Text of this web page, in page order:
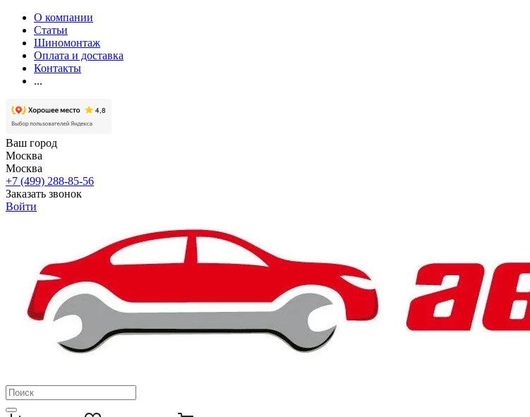
О компании
Статьи
Шиномонтаж
Оплата и доставка
Контакты
...
Ваш город
Москва
Москва
+7 (499) 288-85-56
Заказать звонок
Войти